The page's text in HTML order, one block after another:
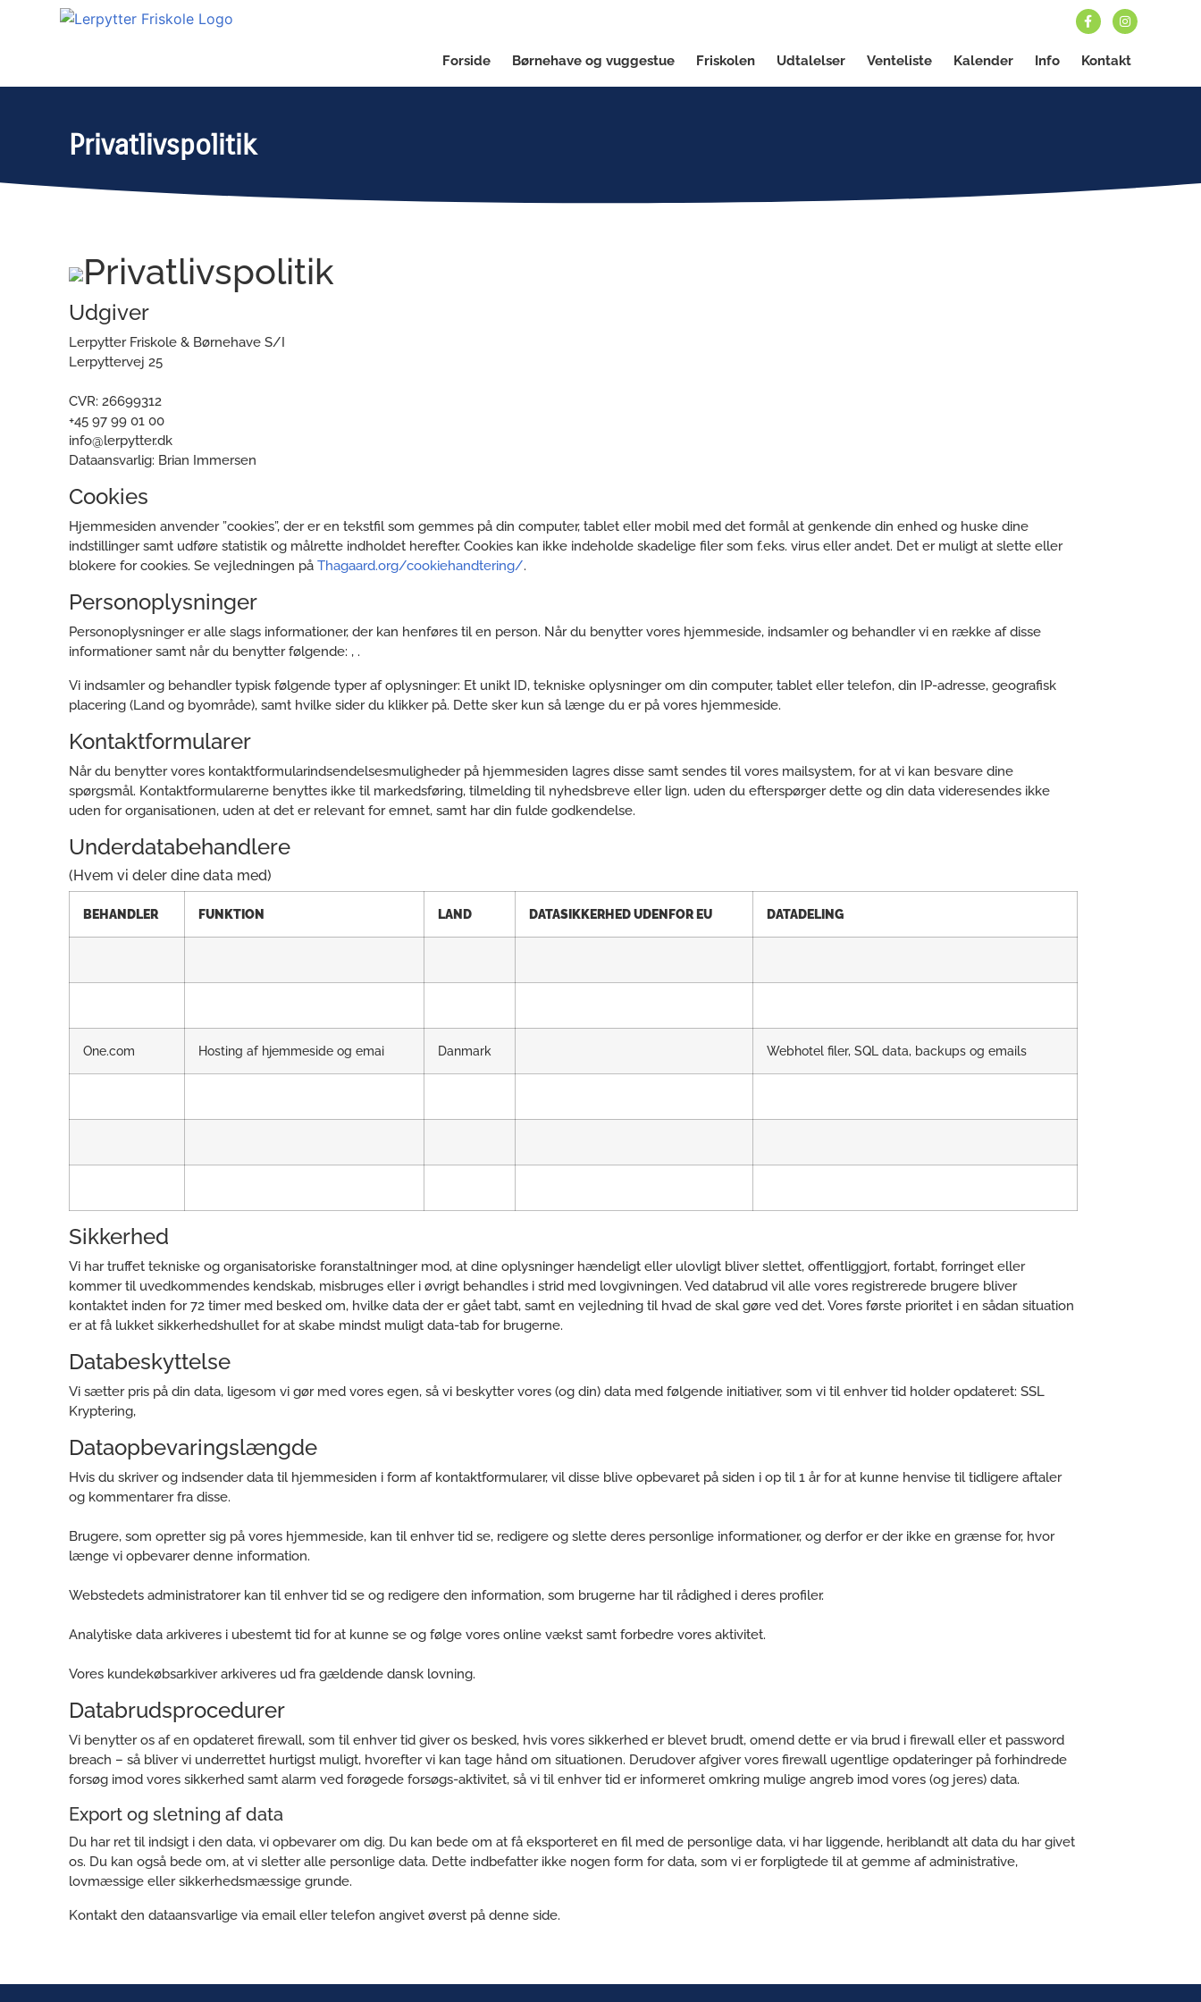
Forside Børnehave og vuggestue Friskolen Udtalelser Venteliste Kalender Info Kontakt
Privatlivspolitik
Privatlivspolitik
Udgiver
Lerpytter Friskole & Børnehave S/I
Lerpyttervej 25
CVR: 26699312
+45 97 99 01 00
info@lerpytter.dk
Dataansvarlig: Brian Immersen
Cookies
Hjemmesiden anvender ”cookies”, der er en tekstfil som gemmes på din computer, tablet eller mobil med det formål at genkende din enhed og huske dine
indstillinger samt udføre statistik og målrette indholdet herefter. Cookies kan ikke indeholde skadelige filer som f.eks. virus eller andet. Det er muligt at slette eller
blokere for cookies. Se vejledningen påThagaard.org/cookiehandtering/.
Personoplysninger
Personoplysninger er alle slags informationer, der kan henføres til en person. Når du benytter vores hjemmeside, indsamler og behandler vi en række af disse
informationer samt når du benytter følgende: , .
Vi indsamler og behandler typisk følgende typer af oplysninger: Et unikt ID, tekniske oplysninger om din computer, tablet eller telefon, din IP-adresse, geografisk
placering (Land og byområde), samt hvilke sider du klikker på. Dette sker kun så længe du er på vores hjemmeside.
Kontaktformularer
Når du benytter vores kontaktformularindsendelsesmuligheder på hjemmesiden lagres disse samt sendes til vores mailsystem, for at vi kan besvare dine
spørgsmål. Kontaktformularerne benyttes ikke til markedsføring, tilmelding til nyhedsbreve eller lign. uden du efterspørger dette og din data videresendes ikke
uden for organisationen, uden at det er relevant for emnet, samt har din fulde godkendelse.
Underdatabehandlere
(Hvem vi deler dine data med)
BEHANDLER FUNKTION LAND DATASIKKERHED UDENFOR EU DATADELING
One.com Hosting af hjemmeside og emai Danmark Webhotel filer, SQL data, backups og emails
Sikkerhed
Vi har truffet tekniske og organisatoriske foranstaltninger mod, at dine oplysninger hændeligt eller ulovligt bliver slettet, offentliggjort, fortabt, forringet eller
kommer til uvedkommendes kendskab, misbruges eller i øvrigt behandles i strid med lovgivningen. Ved databrud vil alle vores registrerede brugere bliver
kontaktet inden for 72 timer med besked om, hvilke data der er gået tabt, samt en vejledning til hvad de skal gøre ved det. Vores første prioritet i en sådan situation
er at få lukket sikkerhedshullet for at skabe mindst muligt data-tab for brugerne.
Databeskyttelse
Vi sætter pris på din data, ligesom vi gør med vores egen, så vi beskytter vores (og din) data med følgende initiativer, som vi til enhver tid holder opdateret: SSL
Kryptering,
Dataopbevaringslængde
Hvis du skriver og indsender data til hjemmesiden i form af kontaktformularer, vil disse blive opbevaret på siden i op til 1 år for at kunne henvise til tidligere aftaler
og kommentarer fra disse.
Brugere, som opretter sig på vores hjemmeside, kan til enhver tid se, redigere og slette deres personlige informationer, og derfor er der ikke en grænse for, hvor
længe vi opbevarer denne information.
Webstedets administratorer kan til enhver tid se og redigere den information, som brugerne har til rådighed i deres profiler.
Analytiske data arkiveres i ubestemt tid for at kunne se og følge vores online vækst samt forbedre vores aktivitet.
Vores kundekøbsarkiver arkiveres ud fra gældende dansk lovning.
Databrudsprocedurer
Vi benytter os af en opdateret firewall, som til enhver tid giver os besked, hvis vores sikkerhed er blevet brudt, omend dette er via brud i firewall eller et password
breach – så bliver vi underrettet hurtigst muligt, hvorefter vi kan tage hånd om situationen. Derudover afgiver vores firewall ugentlige opdateringer på forhindrede
forsøg imod vores sikkerhed samt alarm ved forøgede forsøgs-aktivitet, så vi til enhver tid er informeret omkring mulige angreb imod vores (og jeres) data.
Export og sletning af data
Du har ret til indsigt i den data, vi opbevarer om dig. Du kan bede om at få eksporteret en fil med de personlige data, vi har liggende, heriblandt alt data du har givet
os. Du kan også bede om, at vi sletter alle personlige data. Dette indbefatter ikke nogen form for data, som vi er forpligtede til at gemme af administrative,
lovmæssige eller sikkerhedsmæssige grunde.
Kontakt den dataansvarlige via email eller telefon angivet øverst på denne side.